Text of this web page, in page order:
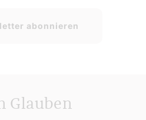
abonnieren
Glauben